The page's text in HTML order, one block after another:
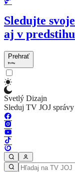
Sledujte
aj v predstihu
Prehrať
Svetlý Dizajn
Sleduj TV JOJ správy